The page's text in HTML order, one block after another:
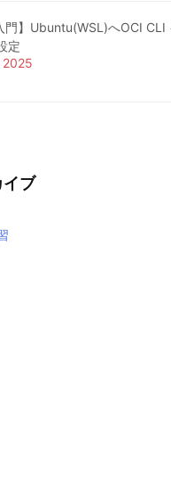
門】Ubuntu(WSL)へOCI CLI
定
2025
イブ